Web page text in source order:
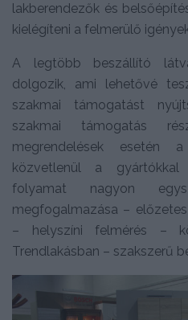
lakberendezők és
kielégíteni a felmerülő
A legtöbb beszállító
dolgozik, ami lehetővé
szakmai támogatást
szakmai támogatás
megrendelések esetén
közvetlenül a
folyamat nagyon
megfogalmazása –
– helyszíni felmérés –
Trendlakásban – szakszerű